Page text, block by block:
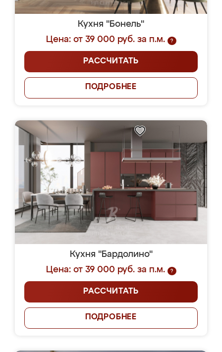
Кухня "Бонель"
Цена: от 39 000 руб. за п.м.
?
РАССЧИТАТЬ
ПОДРОБНЕЕ
Кухня "Бардолино"
Цена: от 39 000 руб. за п.м.
?
РАССЧИТАТЬ
ПОДРОБНЕЕ